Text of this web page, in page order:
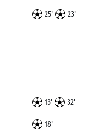
25' 23'
13' 32'
18'